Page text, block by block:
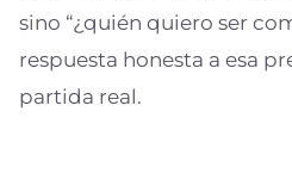
sino “¿quién quiero ser
respuesta honesta a esa
partida real.